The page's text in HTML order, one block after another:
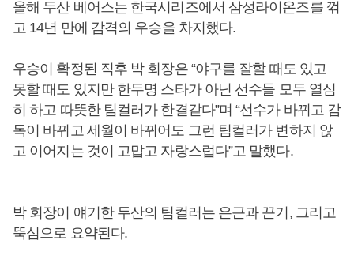
올해 두산 베어스는 한국시리즈에서 삼성라이온즈를 꺾
고 14년 만에 감격의 우승을 차지했다.
우승이 확정된 직후 박 회장은 “야구를 잘할 때도 있고
못할 때도 있지만 한두명 스타가 아닌 선수들 모두 열심
히 하고 따뜻한 팀컬러가 한결같다”며 “선수가 바뀌고 감
독이 바뀌고 세월이 바뀌어도 그런 팀컬러가 변하지 않
고 이어지는 것이 고맙고 자랑스럽다”고 말했다.
박 회장이 얘기한 두산의 팀컬러는 은근과 끈기, 그리고
뚝심으로 요약된다.